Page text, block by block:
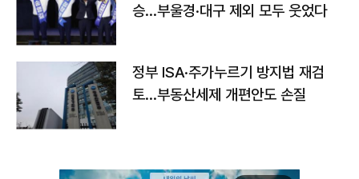
승…부울경·대구 제외 모두 웃었다
정부 ISA·주가누르기 방지법 재검
토…부동산세제 개편안도 손질